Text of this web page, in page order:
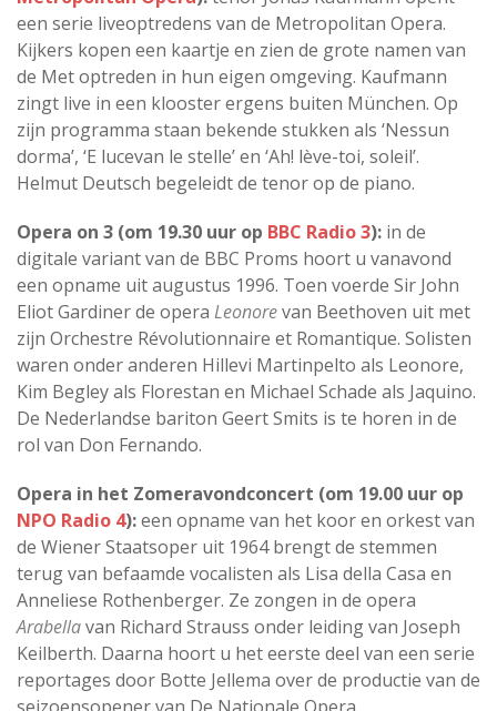
een serie liveoptredens van de Metropolitan Opera.
Kijkers kopen een kaartje en zien de grote namen van
de Met optreden in hun eigen omgeving. Kaufmann
zingt live in een klooster ergens buiten München. Op
zijn programma staan bekende stukken als ‘Nessun
dorma’, ‘E lucevan le stelle’ en ‘Ah! lève-toi, soleil’.
Helmut Deutsch begeleidt de tenor op de piano.
Opera on 3 (om 19.30 uur op BBC Radio 3): in de
digitale variant van de BBC Proms hoort u vanavond
een opname uit augustus 1996. Toen voerde Sir John
Eliot Gardiner de opera Leonorevan Beethoven uit met
zijn Orchestre Révolutionnaire et Romantique. Solisten
waren onder anderen Hillevi Martinpelto als Leonore,
Kim Begley als Florestan en Michael Schade als Jaquino.
De Nederlandse bariton Geert Smits is te horen in de
rol van Don Fernando.
Opera in het Zomeravondconcert (om 19.00 uur op
NPO Radio 4):een opname van het koor en orkest van
de Wiener Staatsoper uit 1964 brengt de stemmen
terug van befaamde vocalisten als Lisa della Casa en
Anneliese Rothenberger. Ze zongen in de opera
Arabellavan Richard Strauss onder leiding van Joseph
Keilberth. Daarna hoort u het eerste deel van een serie
reportages door Botte Jellema over de productie van de